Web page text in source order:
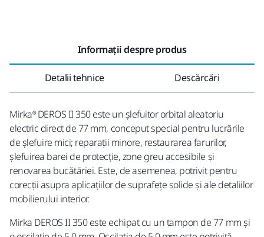
Informații despre produs
Detalii tehnice Descărcări
Mirka® DEROS II 350 este un șlefuitor orbital aleatoriu
electric direct de 77 mm, conceput special pentru lucrările
de șlefuire mici; reparații minore, restaurarea farurilor,
șlefuirea barei de protecție, zone greu accesibile și
renovarea bucătăriei. Este, de asemenea, potrivit pentru
corecții asupra aplicațiilor de suprafețe solide și ale detaliilor
mobilierului interior.
Mirka DEROS II 350 este echipat cu un tampon de 77 mm și